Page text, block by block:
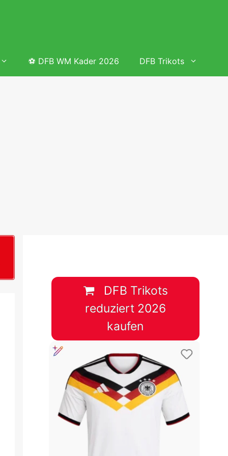
&
&
⚽ DFB WM Kader 2026 DFB Trikots
DFB Trikots
reduziert 2026
kaufen